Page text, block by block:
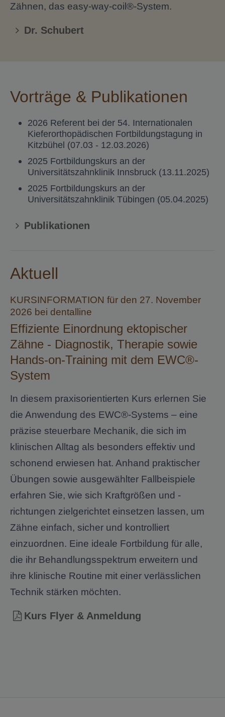
Zähnen, das easy-way-coil®-System.
Dr. Schubert
Vorträge & Publikationen
2026 Referent bei der 54. Internationalen
Kieferorthopädischen Fortbildungstagung in
Kitzbühel (07.03 - 12.03.2026)
2025 Fortbildungskurs an der
Universitätszahnklinik Innsbruck (13.11.2025)
2025 Fortbildungskurs an der
Universitätszahnklinik Tübingen (05.04.2025)
Publikationen
Aktuell
KURSINFORMATION für den 27. November
2026 bei dentalline
Effiziente Einordnung ektopischer
Zähne - Diagnostik, Therapie sowie
Hands-on-Training mit dem EWC®-
System
In diesem praxisorientierten Kurs erlernen Sie
die Anwendung des EWC®-Systems – eine
präzise steuerbare Mechanik, die sich im
klinischen Alltag als besonders effektiv und
schonend erwiesen hat. Anhand praktischer
Übungen sowie ausgewählter Fallbeispiele
erfahren Sie, wie sich Kraftgrößen und -
richtungen zielgerichtet einsetzen lassen, um
Zähne einfach, sicher und kontrolliert
einzuordnen. Eine ideale Fortbildung für alle,
die ihr Behandlungsspektrum erweitern und
ihre klinische Routine mit einer verlässlichen
Technik stärken möchten.
Kurs Flyer & Anmeldung